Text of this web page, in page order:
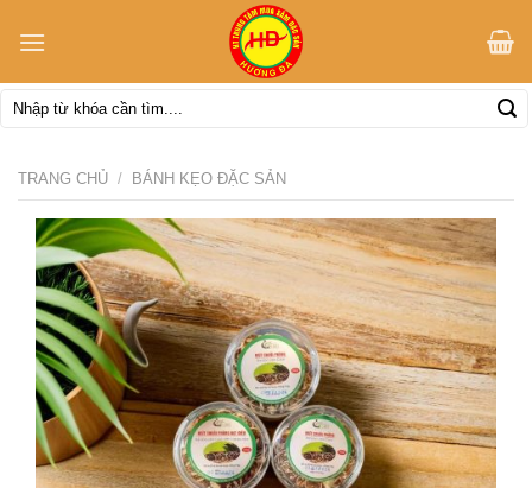
Tìm
kiếm:
TRANG CHỦ / BÁNH KẸO ĐẶC SẢN